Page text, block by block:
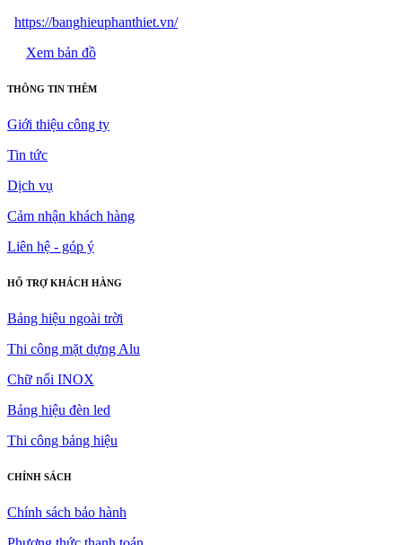
https://banghieuphanthiet.vn/
Xem bản đồ
THÔNG TIN THÊM
Giới thiệu công ty
Tin tức
Dịch vụ
Cảm nhận khách hàng
Liên hệ - góp ý
HỔ TRỢ KHÁCH HÀNG
Bảng hiệu ngoài trời
Thi công mặt dựng Alu
Chữ nổi INOX
Bảng hiệu đèn led
Thi công bảng hiệu
CHÍNH SÁCH
Chính sách bảo hành